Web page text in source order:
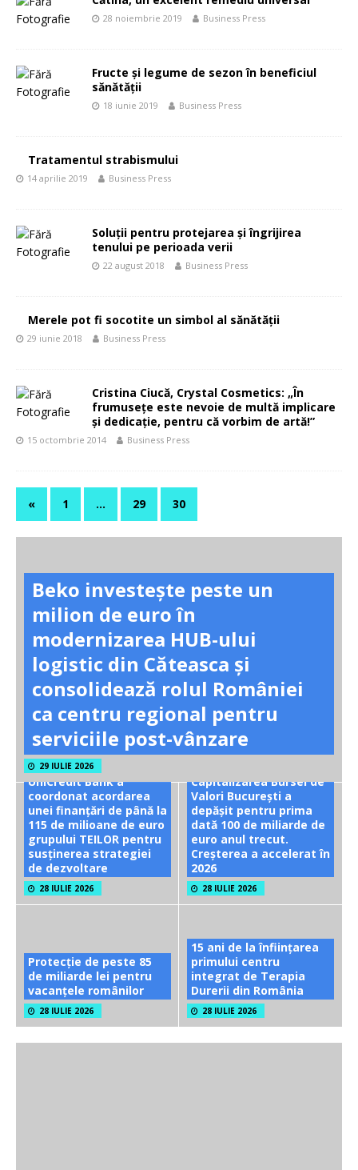
28 noiembrie 2019 Business Press
Fructe şi legume de sezon în beneficiul
sănătăţii
18 iunie 2019 Business Press
Tratamentul strabismului
14 aprilie 2019 Business Press
Soluţii pentru protejarea şi îngrijirea
tenului pe perioada verii
22 august 2018 Business Press
Merele pot fi socotite un simbol al sănătăţii
29 iunie 2018 Business Press
Cristina Ciucă, Crystal Cosmetics: „În
frumuseţe este nevoie de multă implicare
şi dedicaţie, pentru că vorbim de artă!”
15 octombrie 2014 Business Press
« 1 … 29 30
Beko investește peste un
milion de euro în
modernizarea HUB-ului
logistic din Căteasca și
consolidează rolul României
ca centru regional pentru
serviciile post-vânzare
29 IULIE 2026
UniCredit Bank a
coordonat acordarea
unei finanțări de până la
115 de milioane de euro
grupului TEILOR pentru
susținerea strategiei
de dezvoltare
28 IULIE 2026
Capitalizarea Bursei de
Valori București a
depășit pentru prima
dată 100 de miliarde de
euro anul trecut.
Creșterea a accelerat în
2026
28 IULIE 2026
Protecție de peste 85
de miliarde lei pentru
vacanțele românilor
28 IULIE 2026
15 ani de la înființarea
primului centru
integrat de Terapia
Durerii din România
28 IULIE 2026